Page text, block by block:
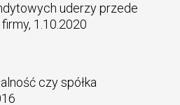
uderzy przede
1.10.2020
czy spółka